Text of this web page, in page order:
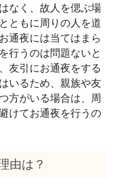
なく、故人を偲ぶ場
ともに周りの人を道
通夜には当てはまら
行うのは問題ないと
友引にお通夜をする
いるため、親族や友
方がいる場合は、周
けてお通夜を行うの
由は？